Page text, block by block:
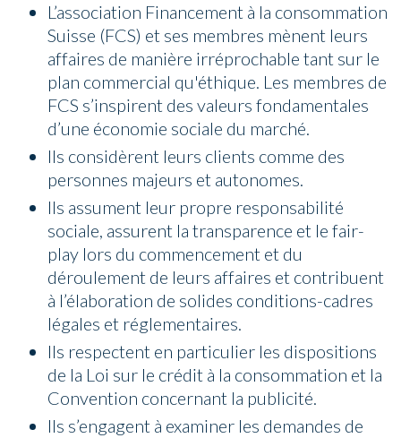
L’association Financement à la consommation
Suisse (FCS) et ses membres mènent leurs
affaires de manière irréprochable tant sur le
plan commercial qu'éthique. Les membres de
FCS s’inspirent des valeurs fondamentales
d’une économie sociale du marché.
Ils considèrent leurs clients comme des
personnes majeurs et autonomes.
Ils assument leur propre responsabilité
sociale, assurent la transparence et le fair-
play lors du commencement et du
déroulement de leurs affaires et contribuent
à l’élaboration de solides conditions-cadres
légales et réglementaires.
Ils respectent en particulier les dispositions
de la Loi sur le crédit à la consommation et la
Convention concernant la publicité.
Ils s’engagent à examiner les demandes de